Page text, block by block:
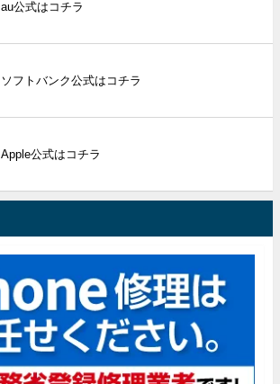
au公式はコチラ
ソフトバンク公式はコチラ
Apple公式はコチラ